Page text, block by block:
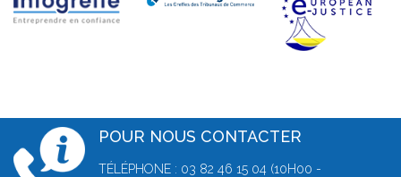
POUR NOUS CONTACTER
TÉLÉPHONE : 03 82 46 15 04 (10H00 -